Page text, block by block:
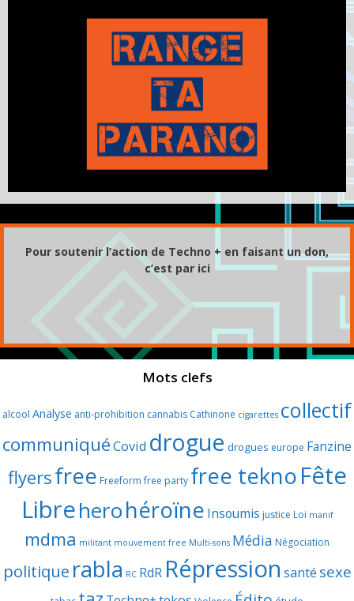
Pour soutenir l’action de Techno + en faisant un don,
c’est par ici
Mots clefs
alcool Analyse anti-prohibition cannabis Cathinone cigarettes collectif
communiquéCovid drogue drogues europe Fanzine
flyersfree Freeform free party free teknoFête
Libreherohéroïne Insoumis justice Loi manif
mdma militant mouvement free Multi-sons Média Négociation
politique rabla RC RdR Répression santé sexe